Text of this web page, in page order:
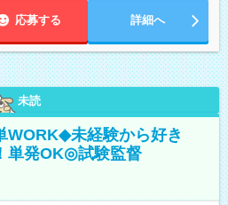
応募する 詳細へ
未読
WORK◆未経験から好き
単発OK◎試験監督